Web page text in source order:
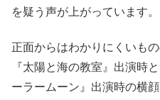
を疑う声が上がっています。
正面からはわかりにくいも
『太陽と海の教室』出演時
ーラームーン』出演時の横